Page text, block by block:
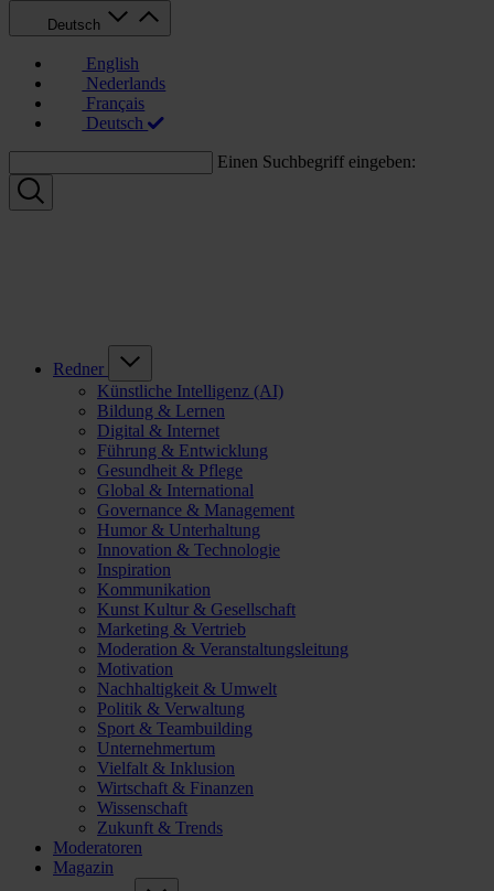
Deutsch
English
Nederlands
Français
Deutsch
Einen Suchbegriff eingeben:
Redner
Künstliche Intelligenz (AI)
Bildung & Lernen
Digital & Internet
Führung & Entwicklung
Gesundheit & Pflege
Global & International
Governance & Management
Humor & Unterhaltung
Innovation & Technologie
Inspiration
Kommunikation
Kunst Kultur & Gesellschaft
Marketing & Vertrieb
Moderation & Veranstaltungsleitung
Motivation
Nachhaltigkeit & Umwelt
Politik & Verwaltung
Sport & Teambuilding
Unternehmertum
Vielfalt & Inklusion
Wirtschaft & Finanzen
Wissenschaft
Zukunft & Trends
Moderatoren
Magazin